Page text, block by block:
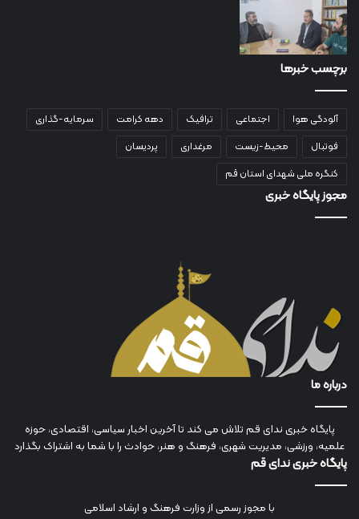
برچسب خبرها
آلودگی هوا اجتماعی ترافیک دهه کرامت
سرمایه-گذاری
فوتبال
محیط-زیست مرغداری
پردیسان
کنگره ملی شهدای استان قم
مجوز پایگاه خبری
درباره ما
پایگاه خبری ندای قم تلاش می کند تا آخرین اخبار سیاسی، اقتصادی، حوزه
علمیه، ورزشی، مدیریت شهری، فرهنگ و هنر، حوادث را با شما به اشتراک بگذارد
پایگاه خبری ندای قم
با مجوز رسمی از وزارت فرهنگ و ارشاد اسلامی